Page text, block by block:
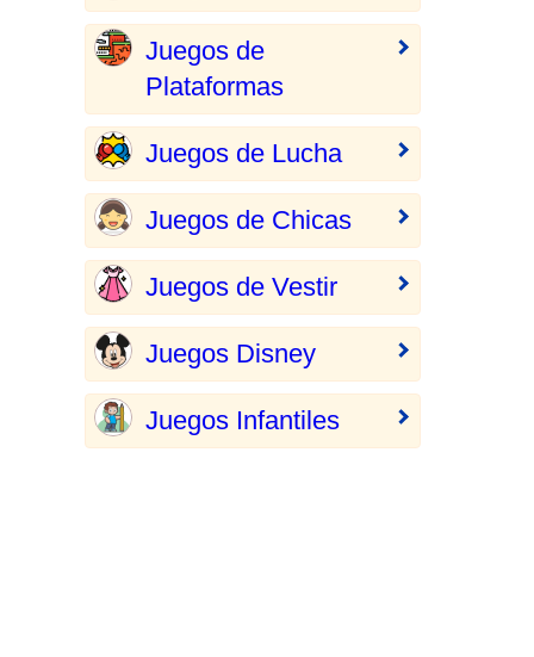
Juegos de
Plataformas
Juegos de Lucha
Juegos de Chicas
Juegos de Vestir
Juegos Disney
Juegos Infantiles